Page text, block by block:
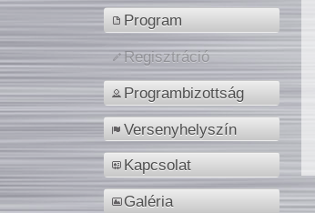
Program
Regisztráció
Programbizottság
Versenyhelyszín
Kapcsolat
Galéria